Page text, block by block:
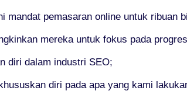
mandat pemasaran online untuk ribuan
mereka untuk fokus pada
diri dalam industri SEO;
diri pada apa yang kami